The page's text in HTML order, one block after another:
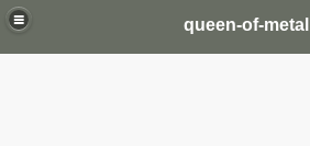
queen-of-metal